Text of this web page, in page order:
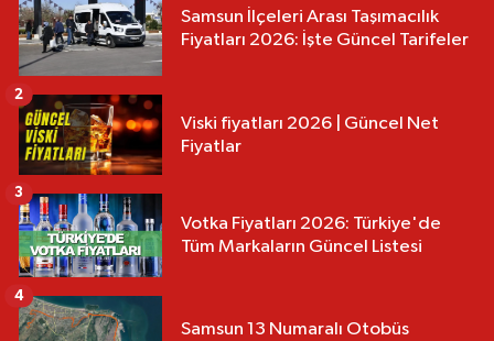
Samsun İlçeleri Arası Taşımacılık
Fiyatları 2026: İşte Güncel Tarifeler
Viski fiyatları 2026 | Güncel Net
Fiyatlar
2
Votka Fiyatları 2026: Türkiye'de
Tüm Markaların Güncel Listesi
3
Samsun 13 Numaralı Otobüs
4